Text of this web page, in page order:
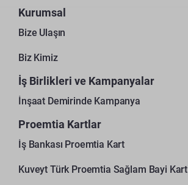
Kurumsal
Bize Ulaşın
Biz Kimiz
İş Birlikleri ve Kampanyalar
İnşaat Demirinde Kampanya
Proemtia Kartlar
İş Bankası Proemtia Kart
Kuveyt Türk Proemtia Sağlam Bayi Kart